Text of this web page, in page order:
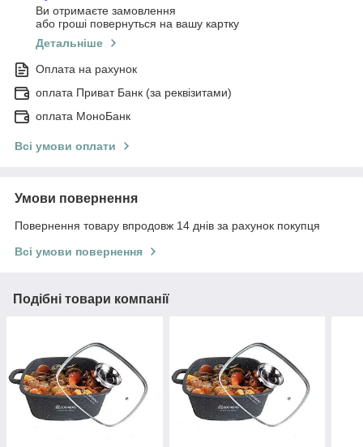
Ви отримаєте замовлення
або гроші повернуться на вашу картку
Детальніше
Оплата на рахунок
оплата Приват Банк (за реквізитами)
оплата МоноБанк
Всі умови оплати
Умови повернення
Повернення товару впродовж 14 днів за рахунок покупця
Всі умови повернення
Подібні товари компанії